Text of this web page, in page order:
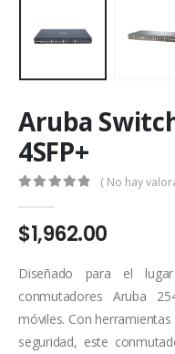
Aruba
4SFP+
( No hay
$1,962.00
Diseñado para el
conmutadores Aruba
móviles. Con
seguridad, este